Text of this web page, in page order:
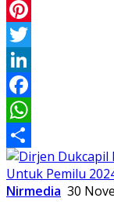
Pinterest
Twitter
LinkedIn
Facebook
WhatsApp
Share
Nirmedia 30